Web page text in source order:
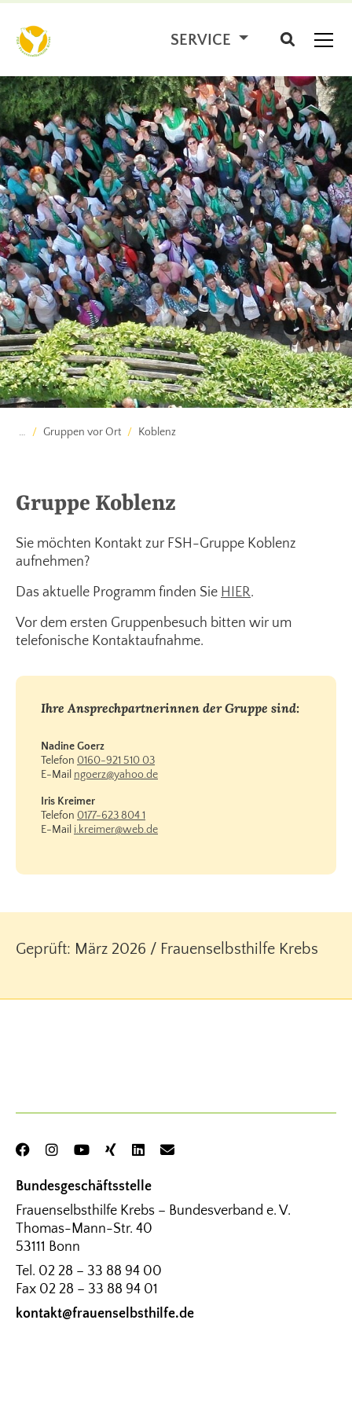
SERVICE
… Gruppen vor Ort Koblenz
Gruppe Koblenz
Sie möchten Kontakt zur FSH-Gruppe Koblenz
aufnehmen?
Das aktuelle Programm finden Sie HIER.
Vor dem ersten Gruppenbesuch bitten wir um
telefonische Kontaktaufnahme.
Ihre Ansprechpartnerinnen der Gruppe sind:
Nadine Goerz
Telefon 0160-921 510 03
E-Mail ngoerz@yahoo.de
Iris Kreimer
Telefon 0177-623 804 1
E-Mail i.kreimer@web.de
Geprüft: März 2026 / Frauenselbsthilfe Krebs
Bundesgeschäftsstelle
Frauenselbsthilfe Krebs – Bundesverband e. V.
Thomas-Mann-Str. 40
53111 Bonn
Tel. 02 28 – 33 88 94 00
Fax 02 28 – 33 88 94 01
kontakt@frauenselbsthilfe.de